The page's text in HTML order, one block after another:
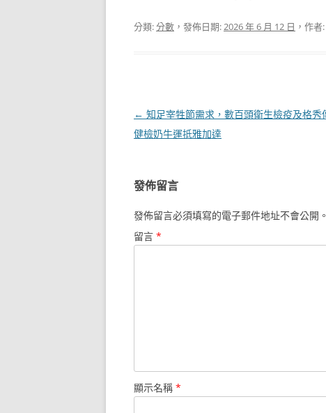
分類:分數 ，發佈日期:2026 年 6 月 12 日 ，作者:
文
章
← 知足宰牲節需求，數百頭衛生檢疫及格秀
健檢奶牛運抵雅加達
發佈留言
發佈留言必須填寫的電子郵件地址不會公開。
留言 *
顯示名稱 *